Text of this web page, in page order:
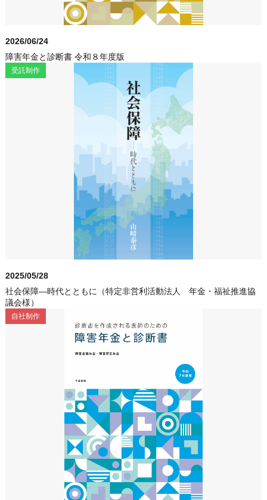
2026/06/24
障害年金と診断書 令和８年度版
受託制作
2025/05/28
社会保障―時代とともに（特定非営利活動法人 年金・福祉推進協
議会様）
自社制作